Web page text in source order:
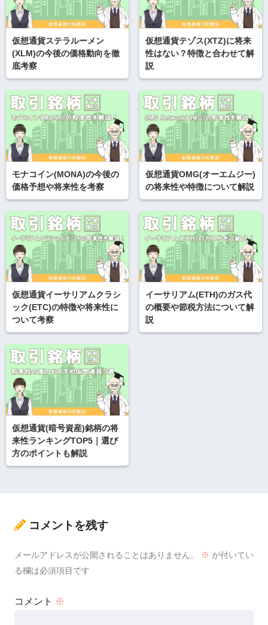
仮想通貨ステラルーメン
(XLM)の今後の価格動向を徹
底考察
仮想通貨テゾス(XTZ)に将来
性はない？特徴と合わせて解
説
モナコイン(MONA)の今後の
価格予想や将来性を考察
仮想通貨OMG(オーエムジー)
の将来性や特徴について解説
仮想通貨イーサリアムクラシ
ック(ETC)の特徴や将来性に
ついて考察
イーサリアム(ETH)のガス代
の概要や節税方法について解
説
仮想通貨(暗号資産)銘柄の将
来性ランキングTOP5｜選び
方のポイントも解説
コメントを残す
メールアドレスが公開されることはありません。 ※ が付いてい
る欄は必須項目です
コメント ※